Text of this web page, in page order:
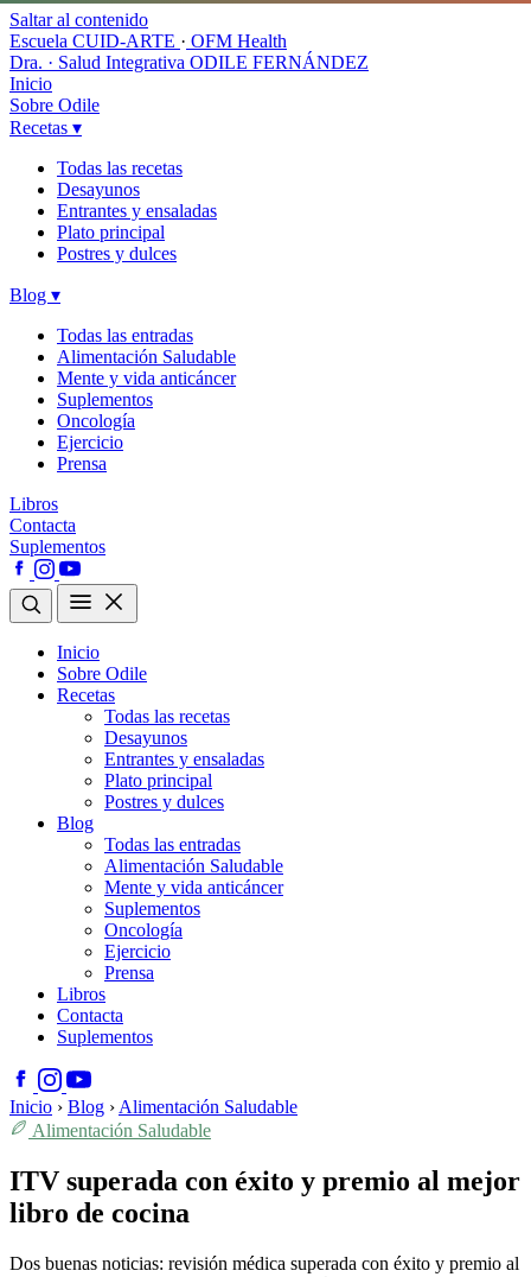
Saltar al contenido
Escuela CUID-ARTE · OFM Health
Dra. · Salud Integrativa ODILE FERNÁNDEZ
Inicio
Sobre Odile
Recetas ▾
Todas las recetas
Desayunos
Entrantes y ensaladas
Plato principal
Postres y dulces
Blog ▾
Todas las entradas
Alimentación Saludable
Mente y vida anticáncer
Suplementos
Oncología
Ejercicio
Prensa
Libros
Contacta
Suplementos
Inicio
Sobre Odile
Recetas
Todas las recetas
Desayunos
Entrantes y ensaladas
Plato principal
Postres y dulces
Blog
Todas las entradas
Alimentación Saludable
Mente y vida anticáncer
Suplementos
Oncología
Ejercicio
Prensa
Libros
Contacta
Suplementos
Inicio › Blog › Alimentación Saludable
Alimentación Saludable
ITV superada con éxito y premio al mejor
libro de cocina
Dos buenas noticias: revisión médica superada con éxito y premio al